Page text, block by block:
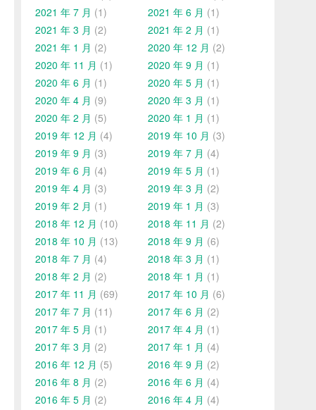
2021 年 7 月 (1) 2021 年 6 月 (1)
2021 年 3 月 (2) 2021 年 2 月 (1)
2021 年 1 月 (2) 2020 年 12 月 (2)
2020 年 11 月 (1) 2020 年 9 月 (1)
2020 年 6 月 (1) 2020 年 5 月 (1)
2020 年 4 月 (9) 2020 年 3 月 (1)
2020 年 2 月 (5) 2020 年 1 月 (1)
2019 年 12 月 (4) 2019 年 10 月 (3)
2019 年 9 月 (3) 2019 年 7 月 (4)
2019 年 6 月 (4) 2019 年 5 月 (1)
2019 年 4 月 (3) 2019 年 3 月 (2)
2019 年 2 月 (1) 2019 年 1 月 (3)
2018 年 12 月 (10) 2018 年 11 月 (2)
2018 年 10 月 (13) 2018 年 9 月 (6)
2018 年 7 月 (4) 2018 年 3 月 (1)
2018 年 2 月 (2) 2018 年 1 月 (1)
2017 年 11 月 (69) 2017 年 10 月 (6)
2017 年 7 月 (11) 2017 年 6 月 (2)
2017 年 5 月 (1) 2017 年 4 月 (1)
2017 年 3 月 (2) 2017 年 1 月 (4)
2016 年 12 月 (5) 2016 年 9 月 (2)
2016 年 8 月 (2) 2016 年 6 月 (4)
2016 年 5 月 (2) 2016 年 4 月 (4)